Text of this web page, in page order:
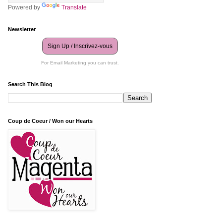
Powered by Translate
Newsletter
Sign Up / Inscrivez-vous
For Email Marketing you can trust.
Search This Blog
Coup de Coeur / Won our Hearts